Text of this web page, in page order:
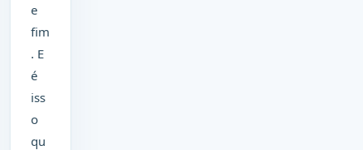
e
fim
. E
é
iss
o
qu